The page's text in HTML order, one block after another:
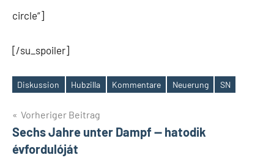
circle“]
[/su_spoiler]
Schlagwörter
Diskussion Hubzilla Kommentare Neuerung SN
Beitrags-
Navigation
Vorheriger Beitrag
Sechs Jahre unter Dampf — hatodik
évfordulóját